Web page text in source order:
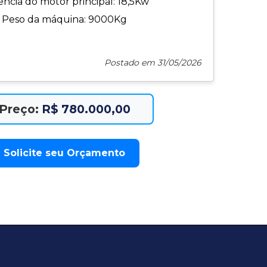
Peso da máquina: 9000Kg
Postado em 31/05/2026
Preço: R$ 780.000,00
Solicite seu Orçamento